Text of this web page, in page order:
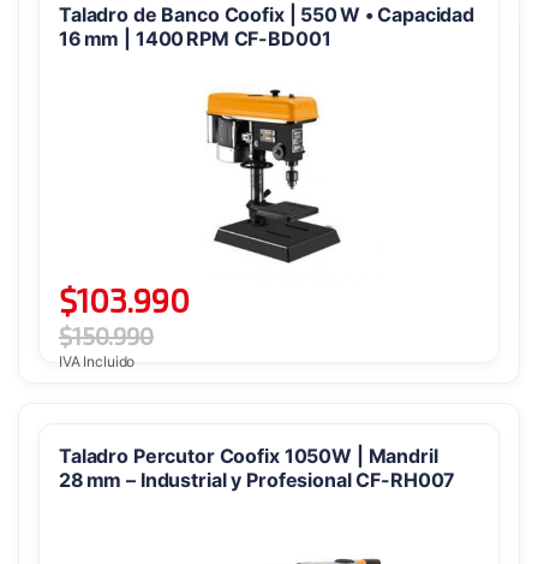
Taladro de Banco Coofix | 550 W • Capacidad
16 mm | 1400 RPM CF-BD001
$103.990
$150.990
IVA Incluido
Taladro Percutor Coofix 1050W | Mandril
28 mm – Industrial y Profesional CF-RH007